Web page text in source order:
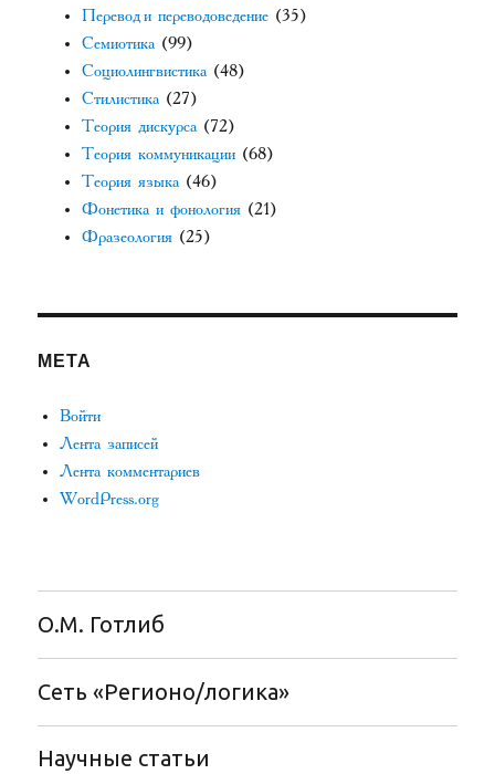
Перевод и переводоведение (35)
Семиотика (99)
Социолингвистика (48)
Стилистика (27)
Теория дискурса (72)
Теория коммуникации (68)
Теория языка (46)
Фонетика и фонология (21)
Фразеология (25)
МЕТА
Войти
Лента записей
Лента комментариев
WordPress.org
О.М. Готлиб
Сеть «Регионо/логика»
Научные статьи